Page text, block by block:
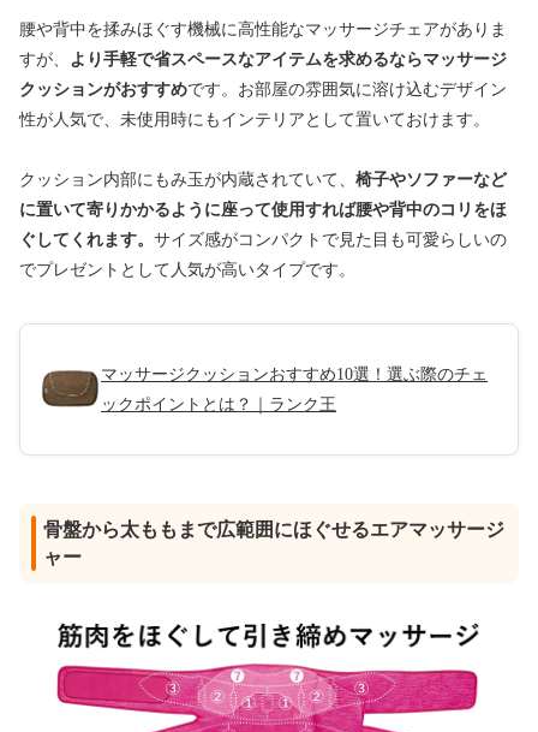
腰や背中を揉みほぐす機械に高性能なマッサージチェアがありま
すが、
より手軽で省スペースなアイテムを求めるならマッサージ
クッションがおすすめです。お部屋の雰囲気に溶け込むデザイン
性が人気で、未使用時にもインテリアとして置いておけます。
クッション内部にもみ玉が内蔵されていて、 椅子やソファーなど
に置いて寄りかかるように座って使用すれば腰や背中のコリをほ
ぐしてくれます。 サイズ感がコンパクトで見た目も可愛らしいの
でプレゼントとして人気が高いタイプです。
マッサージクッションおすすめ10選！選ぶ際のチェ
ックポイントとは？｜ランク王
骨盤から太ももまで広範囲にほぐせるエアマッサージ
ャー